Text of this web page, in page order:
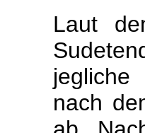
Laut
jegliche
nach